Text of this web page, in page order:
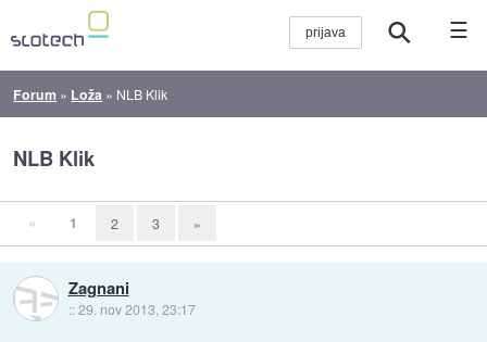
☰
Forum » Loža » NLB Klik
NLB Klik
« 1 2 3 »
Zagnani
::29. nov 2013, 23:17